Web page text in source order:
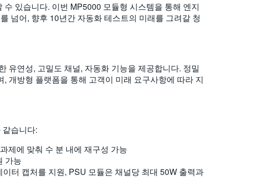
있습니다. 이번 MP5000 모듈형 시스템을 통해 엔지
넘어, 향후 10년간 자동화 테스트의 미래를 그려갈 청
유연성, 고밀도 채널, 자동화 기능을 제공합니다. 정밀
개방형 플랫폼을 통해 고객이 미래 요구사항에 따라 지
습니다:
제에 맞춰 수 분 내에 재구성 가능
가능
터 캡처를 지원, PSU 모듈은 채널당 최대 50W 출력과